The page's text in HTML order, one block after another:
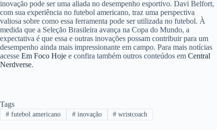
inovação pode ser uma aliada no desempenho esportivo. Davi Belfort,
com sua experiência no futebol americano, traz uma perspectiva
valiosa sobre como essa ferramenta pode ser utilizada no futebol. À
medida que a Seleção Brasileira avança na Copa do Mundo, a
expectativa é que essa e outras inovações possam contribuir para um
desempenho ainda mais impressionante em campo. Para mais notícias
acesse Em Foco Hoje e confira também outros conteúdos em Central
Nerdverse.
Tags
#futebol americano #inovação # wristcoach